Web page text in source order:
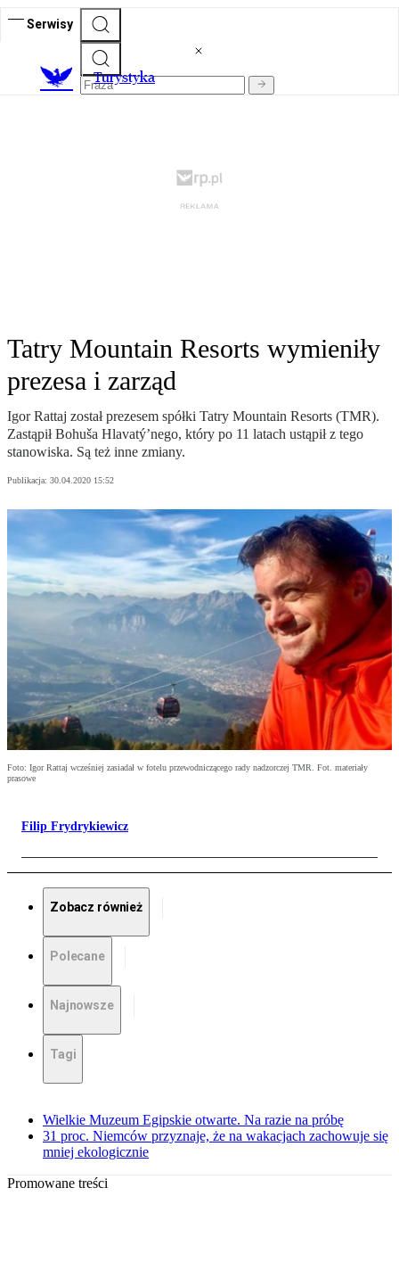
Serwisy
Turystyka
Tatry Mountain Resorts wymieniły
prezesa i zarząd
Igor Rattaj został prezesem spółki Tatry Mountain Resorts (TMR).
Zastąpił Bohuša Hlavatý’nego, który po 11 latach ustąpił z tego
stanowiska. Są też inne zmiany.
Publikacja: 30.04.2020 15:52
Foto: Igor Rattaj wcześniej zasiadał w fotelu przewodniczącego rady nadzorczej TMR. Fot. materiały
prasowe
Filip Frydrykiewicz
Zobacz również
Polecane
Najnowsze
Tagi
Wielkie Muzeum Egipskie otwarte. Na razie na próbę
31 proc. Niemców przyznaje, że na wakacjach zachowuje się
mniej ekologicznie
Promowane treści